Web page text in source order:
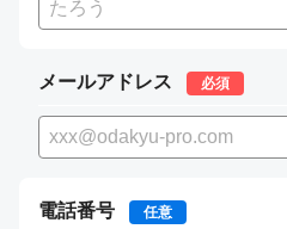
メールアドレス 必須
電話番号 任意